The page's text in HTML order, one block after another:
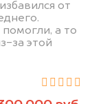
от
а то
за этой
своих
с